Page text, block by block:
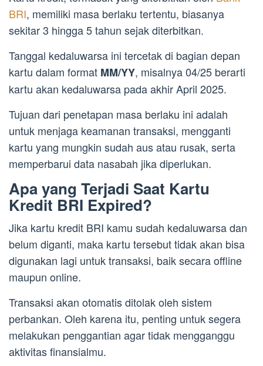
BRI, memiliki masa berlaku tertentu, biasanya
sekitar 3 hingga 5 tahun sejak diterbitkan.
Tanggal kedaluwarsa ini tercetak di bagian depan
kartu dalam format MM/YY, misalnya 04/25 berarti
kartu akan kedaluwarsa pada akhir April 2025.
Tujuan dari penetapan masa berlaku ini adalah
untuk menjaga keamanan transaksi, mengganti
kartu yang mungkin sudah aus atau rusak, serta
memperbarui data nasabah jika diperlukan.
Apa yang Terjadi Saat Kartu
Kredit BRI Expired?
Jika kartu kredit BRI kamu sudah kedaluwarsa dan
belum diganti, maka kartu tersebut tidak akan bisa
digunakan lagi untuk transaksi, baik secara offline
maupun online.
Transaksi akan otomatis ditolak oleh sistem
perbankan. Oleh karena itu, penting untuk segera
melakukan penggantian agar tidak mengganggu
aktivitas finansialmu.